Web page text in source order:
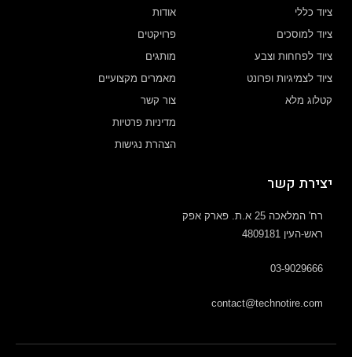
ציוד כללי
ציוד למוסכים
ציוד לפחחות וצבע
ציוד לצמיגיות ופרונט
קטלוג מלא
אודות
פרויקטים
מותגים
מאמרים מקצועיים
צור קשר
מדיניות פרטיות
הצהרת נגישות
יצירת קשר
רח' המלאכה 25 א.ת. פארק אפק
ראש-העין 4809181
03-9029666
contact@technotire.com